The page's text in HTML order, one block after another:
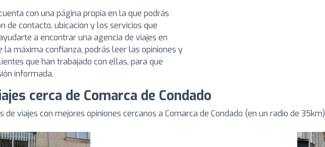
con una página propia en la que podrás
de contacto, ubicación y los servicios que
a encontrar una agencia de viajes en
la máxima confianza, podrás leer las opiniones y
que han trabajado con ellas, para que
informada.
cerca de Comarca de Condado
de viajes con mejores opiniones cercanos a Comarca de Condado (en un radio de 35km)